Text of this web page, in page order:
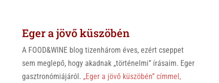
Eger a jövő küszöbén
A FOOD&WINE blog tizenhárom éves, ezért cseppet
sem meglepő, hogy akadnak „történelmi” írásaim. Eger
gasztronómiájáról. „Eger a jövő küszöbén” címmel,